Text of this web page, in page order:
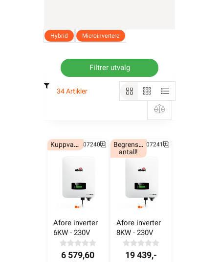
Filtrer utvalg
34 Artikler
Afore inverter
6KW - 230V
6 579,60
1 på lager
Afore inverter
8KW - 230V
6607241
19 439,-
1 på lager